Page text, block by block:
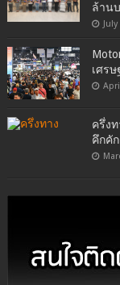
ล้าน
เศร
ครึ่ง
คึกคั